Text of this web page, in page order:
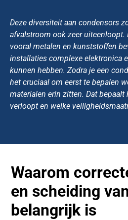
Deze diversiteit aan condensors
afvalstroom ook zeer uiteenloopt.
vooral metalen en kunststoffen
installaties complexe elektronica
kunnen hebben. Zodra je een
het cruciaal om eerst te bepalen
materialen erin zitten. Dat bepaalt
verloopt en welke
Waarom
en scheiding
belangrijk is